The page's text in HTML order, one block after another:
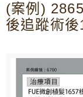
(案例)
後追蹤術後